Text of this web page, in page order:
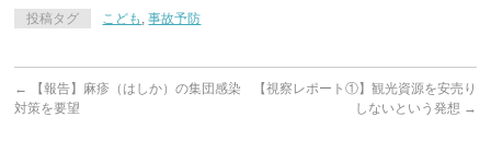
投稿タグ こども ,事故予防
←
【報告】麻疹（はしか）の集団感染
対策を要望
【視察レポート①】観光資源を安売り
しないという発想 →